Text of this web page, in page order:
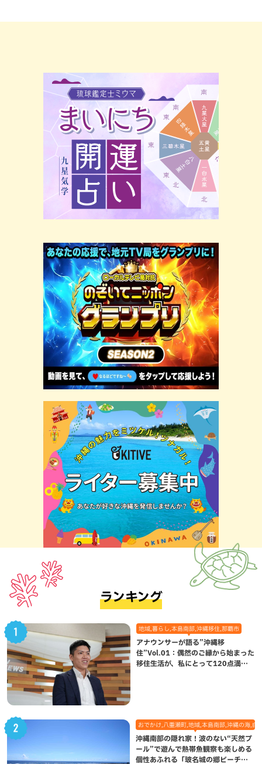
ランキング
地域,暮らし,本島南部,沖縄移住,那覇市
アナウンサーが語る”沖縄移
住”Vol.01：偶然のご縁から始まった
移住生活が、私にとって120点満点
おでかけ,八重瀬町,地域,本島南部,沖縄の海,自
沖縄南部の隠れ家！波のない“天然プ
ール”で遊んで熱帯魚観察も楽しめる
個性あふれる「玻名城の郷ビーチ」